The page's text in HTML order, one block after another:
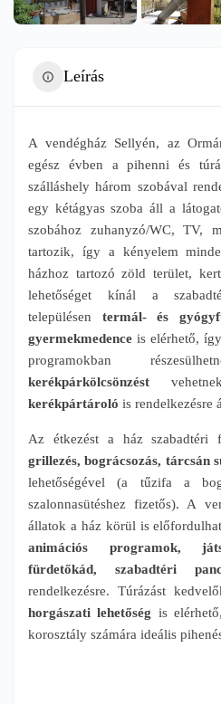
Leírás
A vendégház Sellyén, az
egész évben a pihenni és
szálláshely három szobával
egy kétágyas szoba áll a
szobához zuhanyzó/WC, TV,
tartozik, így a kényelem
házhoz tartozó zöld terület,
lehetőséget kínál a
településen termál- és
gyermekmedence is elérhető,
programokban
kerékpárkölcsönzést
kerékpártároló is rendelkezésre
Az étkezést a ház szabadtéri
grillezés, bográcsozás, tárcsán
lehetőségével (a tűzifa a
szalonnasütéshez fizetős). A
állatok a ház körül is
animációs programok,
fürdetőkád, szabadtéri
rendelkezésre. Túrázást
horgászati lehetőség is
korosztály számára ideális